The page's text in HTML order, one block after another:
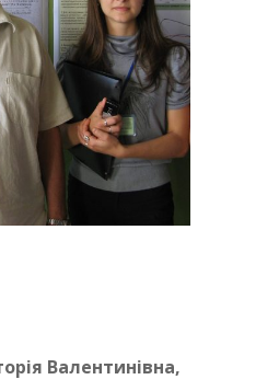
Валентинівна,